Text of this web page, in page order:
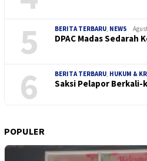
5
BERITA TERBARU, NEWS
DPAC Madas
6 BERITA TERBARU, HUKUM &
Saksi Pelapor Berkali-
POPULER